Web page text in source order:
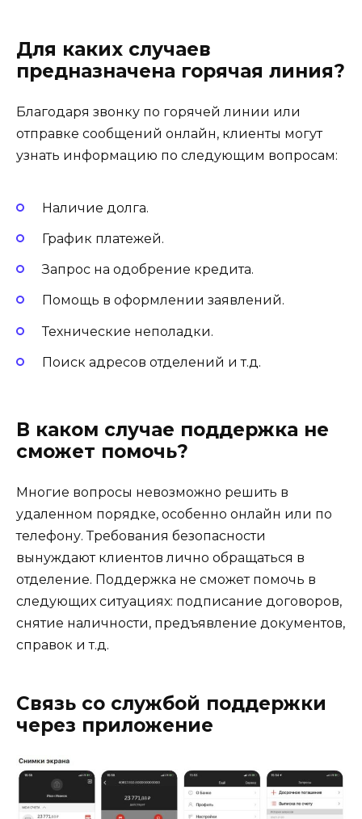
Для каких случаев
предназначена горячая линия?
Благодаря звонку по горячей линии или
отправке сообщений онлайн, клиенты могут
узнать информацию по следующим вопросам:
Наличие долга.
График платежей.
Запрос на одобрение кредита.
Помощь в оформлении заявлений.
Технические неполадки.
Поиск адресов отделений и т.д.
В каком случае поддержка не
сможет помочь?
Многие вопросы невозможно решить в
удаленном порядке, особенно онлайн или по
телефону. Требования безопасности
вынуждают клиентов лично обращаться в
отделение. Поддержка не сможет помочь в
следующих ситуациях: подписание договоров,
снятие наличности, предъявление документов,
справок и т.д.
Связь со службой поддержки
через приложение